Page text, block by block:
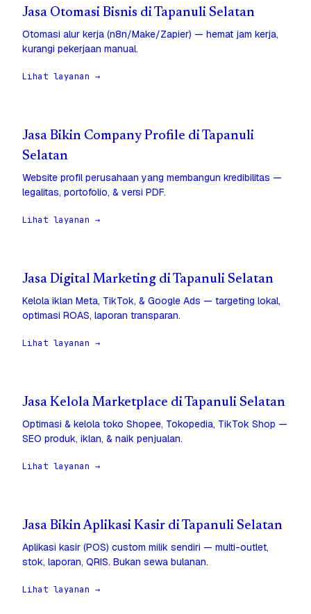
Jasa Otomasi Bisnis di Tapanuli Selatan
Otomasi alur kerja (n8n/Make/Zapier) — hemat jam kerja,
kurangi pekerjaan manual.
Lihat layanan →
Jasa Bikin Company Profile di Tapanuli
Selatan
Website profil perusahaan yang membangun kredibilitas —
legalitas, portofolio, & versi PDF.
Lihat layanan →
Jasa Digital Marketing di Tapanuli Selatan
Kelola iklan Meta, TikTok, & Google Ads — targeting lokal,
optimasi ROAS, laporan transparan.
Lihat layanan →
Jasa Kelola Marketplace di Tapanuli Selatan
Optimasi & kelola toko Shopee, Tokopedia, TikTok Shop —
SEO produk, iklan, & naik penjualan.
Lihat layanan →
Jasa Bikin Aplikasi Kasir di Tapanuli Selatan
Aplikasi kasir (POS) custom milik sendiri — multi-outlet,
stok, laporan, QRIS. Bukan sewa bulanan.
Lihat layanan →